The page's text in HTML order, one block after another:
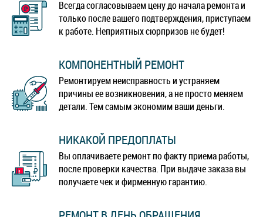
Всегда согласовываем цену до начала ремонта и
только после вашего подтверждения, приступаем
к работе. Неприятных сюрпризов не будет!
КОМПОНЕНТНЫЙ РЕМОНТ
Ремонтируем неисправность и устраняем
причины ее возникновения, а не просто меняем
детали. Тем самым экономим ваши деньги.
НИКАКОЙ ПРЕДОПЛАТЫ
Вы оплачиваете ремонт по факту приема работы,
после проверки качества. При выдаче заказа вы
получаете чек и фирменную гарантию.